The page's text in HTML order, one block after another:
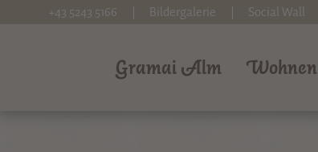
+43 5243 5166 Bildergalerie Social Wall
Gramai Alm Wohnen